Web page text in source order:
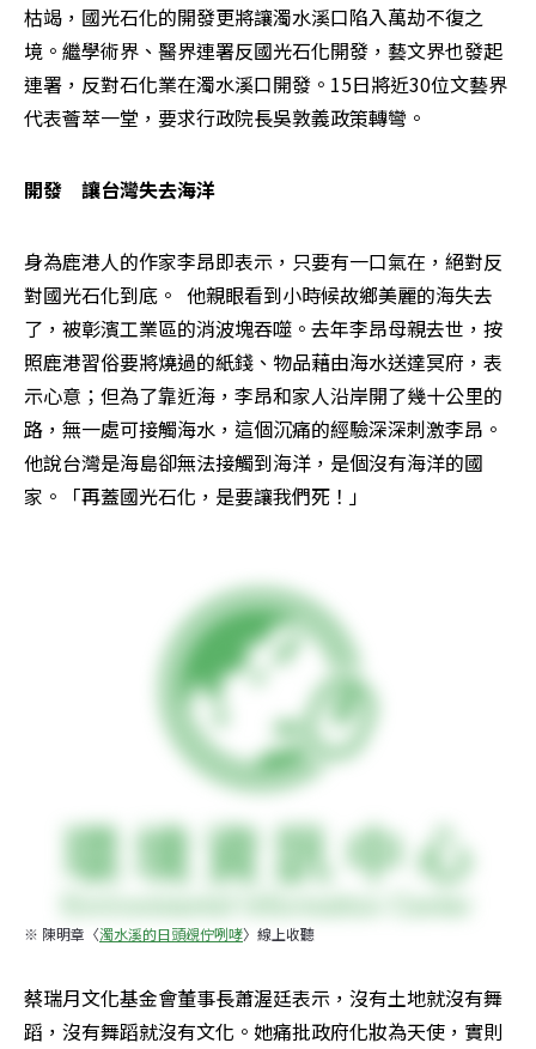
枯竭，國光石化的開發更將讓濁水溪口陷入萬劫不復之
境。繼學術界、醫界連署反國光石化開發，藝文界也發起
連署，反對石化業在濁水溪口開發。15日將近30位文藝界
代表薈萃一堂，要求行政院長吳敦義政策轉彎。
開發　讓台灣失去海洋
身為鹿港人的作家李昂即表示，只要有一口氣在，絕對反
對國光石化到底。  他親眼看到小時候故鄉美麗的海失去
了，被彰濱工業區的消波塊吞噬。去年李昂母親去世，按
照鹿港習俗要將燒過的紙錢、物品藉由海水送達冥府，表
示心意；但為了靠近海，李昂和家人沿岸開了幾十公里的
路，無一處可接觸海水，這個沉痛的經驗深深刺激李昂。
他說台灣是海島卻無法接觸到海洋，是個沒有海洋的國
家。「再蓋國光石化，是要讓我們死！」
※ 陳明章〈濁水溪的日頭覕佇咧哮〉線上收聽
蔡瑞月文化基金會董事長蕭渥廷表示，沒有土地就沒有舞
蹈，沒有舞蹈就沒有文化。她痛批政府化妝為天使，實則